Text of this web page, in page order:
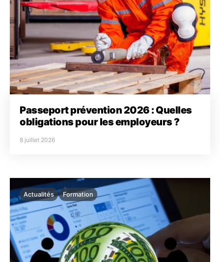
Passeport prévention 2026 : Quelles
obligations pour les employeurs ?
8 juillet 2026
Actualités Formation